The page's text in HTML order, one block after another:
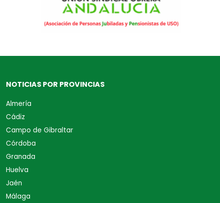
NOTICIAS POR PROVINCIAS
Almería
Cádiz
Campo de Gibraltar
Córdoba
Granada
Huelva
Jaén
Málaga